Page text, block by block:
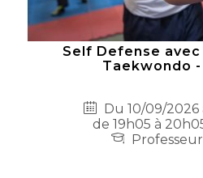
Self Defense
Taekwondo -
Du 10/09/2026
de 19h05 à
Professeur